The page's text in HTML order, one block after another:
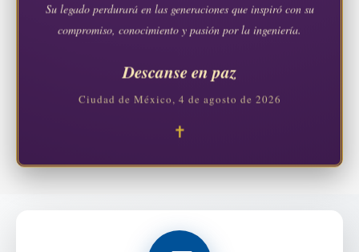
Su legado perdurará en las generaciones que inspiró con su
compromiso, conocimiento y pasión por la ingeniería.
Descanse en paz
Ciudad de México, 4 de agosto de 2026